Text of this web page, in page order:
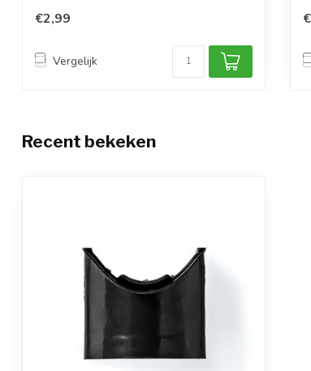
€2,99
Vergelijk
Recent bekeken